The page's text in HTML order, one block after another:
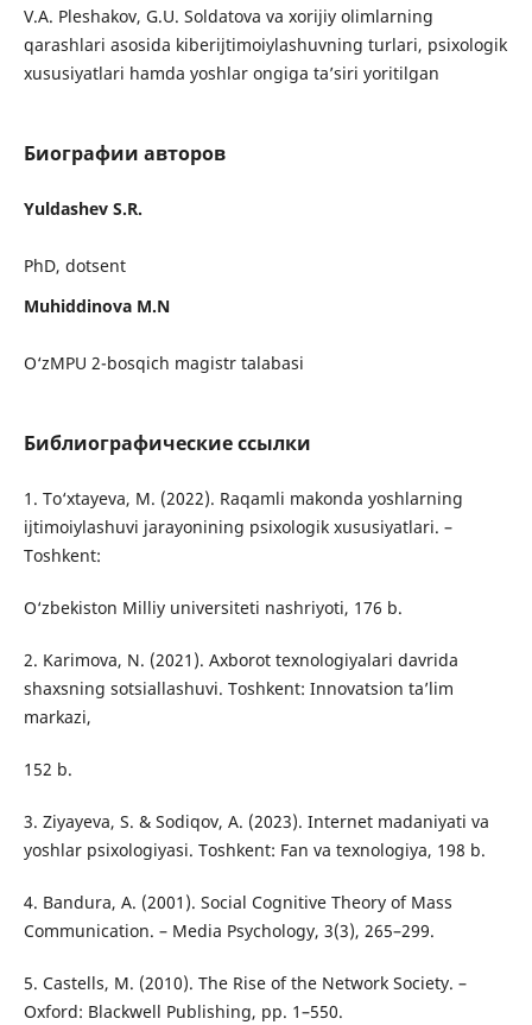
V.A. Pleshakov, G.U. Soldatova va xorijiy olimlarning
qarashlari asosida kiberijtimoiylashuvning turlari, psixologik
xususiyatlari hamda yoshlar ongiga ta’siri yoritilgan
Биографии авторов
Yuldashev S.R.
PhD, dotsent
Muhiddinova M.N
O‘zMPU 2-bosqich magistr talabasi
Библиографические ссылки
1. To‘xtayeva, M. (2022). Raqamli makonda yoshlarning
ijtimoiylashuvi jarayonining psixologik xususiyatlari. –
Toshkent:
O‘zbekiston Milliy universiteti nashriyoti, 176 b.
2. Karimova, N. (2021). Axborot texnologiyalari davrida
shaxsning sotsiallashuvi. Toshkent: Innovatsion ta’lim
markazi,
152 b.
3. Ziyayeva, S. & Sodiqov, A. (2023). Internet madaniyati va
yoshlar psixologiyasi. Toshkent: Fan va texnologiya, 198 b.
4. Bandura, A. (2001). Social Cognitive Theory of Mass
Communication. – Media Psychology, 3(3), 265–299.
5. Castells, M. (2010). The Rise of the Network Society. –
Oxford: Blackwell Publishing, pp. 1–550.